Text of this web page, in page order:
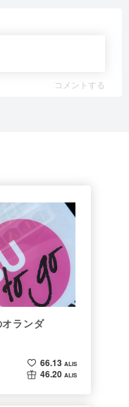
コメントする
ランダ
66.13 ALIS
46.20 ALIS